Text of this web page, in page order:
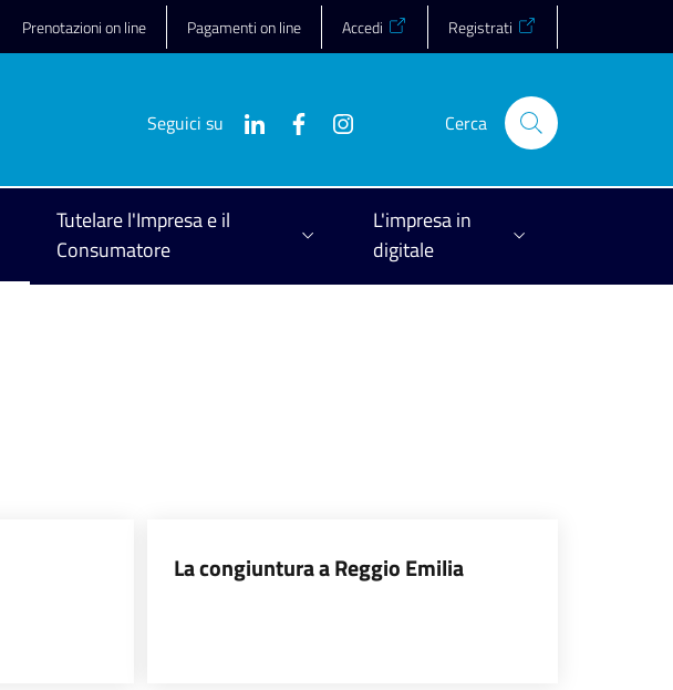
Prenotazioni on line Pagamenti on line Accedi Registrati
Seguici su Cerca
Tutelare l'Impresa e il
Consumatore
L'impresa in
digitale
La congiuntura a Reggio Emilia